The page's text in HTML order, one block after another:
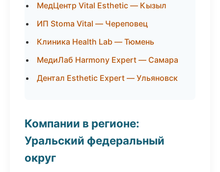
МедЦентр Vital Esthetic — Кызыл
ИП Stoma Vital — Череповец
Клиника Health Lab — Тюмень
МедиЛаб Harmony Expert — Самара
Дентал Esthetic Expert — Ульяновск
Компании в регионе:
Уральский федеральный
округ